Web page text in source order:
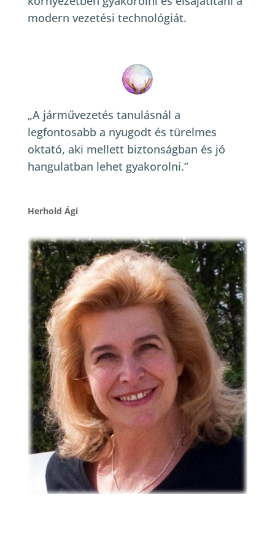
modern vezetési technológiát.
„A járművezetés tanulásnál a
legfontosabb a nyugodt és türelmes
oktató, aki mellett biztonságban és jó
hangulatban lehet gyakorolni.”
Herhold Ági